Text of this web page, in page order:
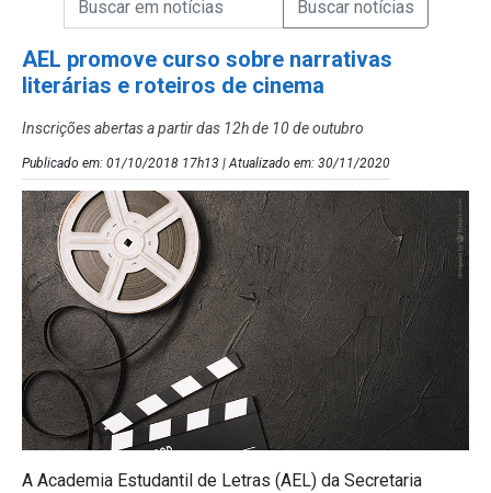
AEL promove curso sobre narrativas
literárias e roteiros de cinema
Inscrições abertas a partir das 12h de 10 de outubro
Publicado em: 01/10/2018 17h13 | Atualizado em: 30/11/2020
A Academia Estudantil de Letras (AEL) da Secretaria